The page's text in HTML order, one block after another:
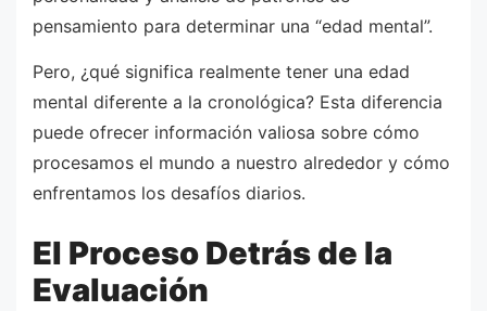
pensamiento para determinar una “edad mental”.
Pero, ¿qué significa realmente tener una edad
mental diferente a la cronológica? Esta diferencia
puede ofrecer información valiosa sobre cómo
procesamos el mundo a nuestro alrededor y cómo
enfrentamos los desafíos diarios.
El Proceso Detrás de la
Evaluación